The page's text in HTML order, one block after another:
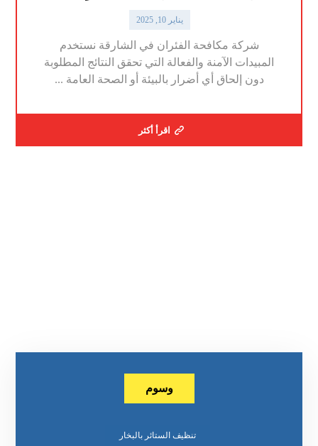
يناير 10, 2025
شركة مكافحة الفئران في الشارقة نستخدم
المبيدات الآمنة والفعالة التي تحقق النتائج المطلوبة
دون إلحاق أي أضرار بالبيئة أو الصحة العامة ...
اقرأ أكثر
وسوم
تنظيف الستائر بالبخار